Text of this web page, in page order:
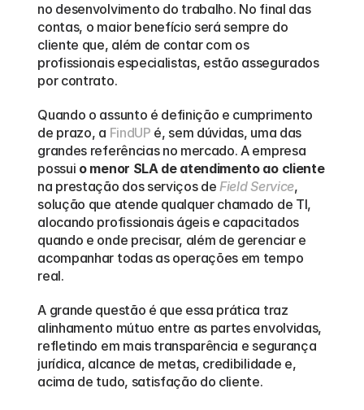
no desenvolvimento do trabalho. No final das
contas, o maior benefício será sempre do
cliente que, além de contar com os
profissionais especialistas, estão assegurados
por contrato.
Quando o assunto é definição e cumprimento
de prazo, a FindUP é, sem dúvidas, uma das
grandes referências no mercado. A empresa
possui o menor SLA de atendimento ao cliente
na prestação dos serviços de Field Service,
solução que atende qualquer chamado de TI,
alocando profissionais ágeis e capacitados
quando e onde precisar, além de gerenciar e
acompanhar todas as operações em tempo
real.
A grande questão é que essa prática traz
alinhamento mútuo entre as partes envolvidas,
refletindo em mais transparência e segurança
jurídica, alcance de metas, credibilidade e,
acima de tudo, satisfação do cliente.